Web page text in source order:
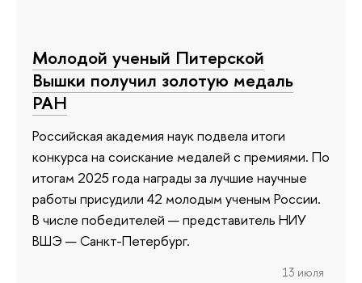
Молодой ученый Питерской
Вышки получил золотую медаль
РАН
Российская академия наук подвела итоги
конкурса на соискание медалей с премиями. По
итогам 2025 года награды за лучшие научные
работы присудили 42 молодым ученым России.
В числе победителей — представитель НИУ
ВШЭ — Санкт-Петербург.
13 июля